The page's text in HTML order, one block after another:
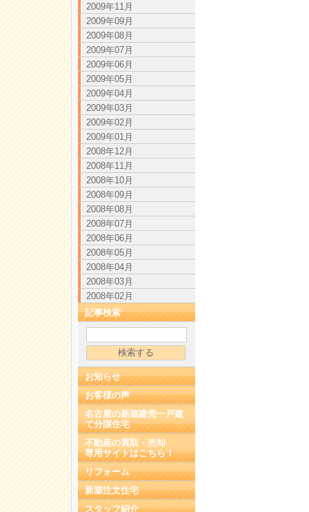
2009年11月
2009年09月
2009年08月
2009年07月
2009年06月
2009年05月
2009年04月
2009年03月
2009年02月
2009年01月
2008年12月
2008年11月
2008年10月
2008年09月
2008年08月
2008年07月
2008年06月
2008年05月
2008年04月
2008年03月
2008年02月
記事検索
お知らせ
お客様の声
名古屋の新築建売一戸建
て分譲住宅
不動産の買取・売却
専用サイトはこちら！
リフォーム
新築注文住宅
スタッフ紹介